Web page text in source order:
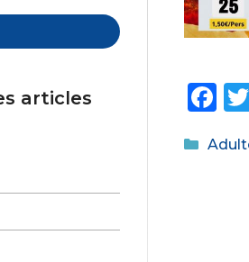
F
c
articles